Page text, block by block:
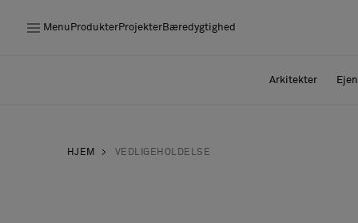
Menu ProdukterProjekterBæredygtighed
Bæredygtighed
Arkitekter
HJEM VEDLIGEHOLDELSE